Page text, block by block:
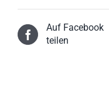
Auf Facebook
teilen